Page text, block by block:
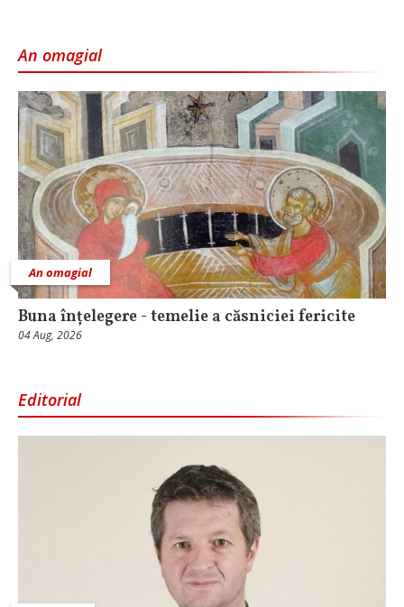
An omagial
An omagial
Buna înțelegere - temelie a căsniciei fericite
04 Aug, 2026
Editorial